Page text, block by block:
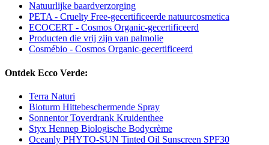
Natuurlijke baardverzorging
PETA - Cruelty Free-gecertificeerde natuurcosmetica
ECOCERT - Cosmos Organic-gecertificeerd
Producten die vrij zijn van palmolie
Cosmébio - Cosmos Organic-gecertificeerd
Ontdek Ecco Verde:
Terra Naturi
Bioturm Hittebeschermende Spray
Sonnentor Toverdrank Kruidenthee
Styx Hennep Biologische Bodycrème
Oceanly PHYTO-SUN Tinted Oil Sunscreen SPF30